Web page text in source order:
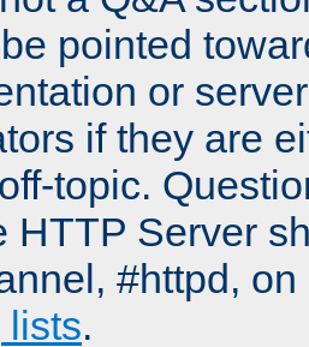
pointed
or
if they are
topic.
HTTP Server
#httpd,
lists.